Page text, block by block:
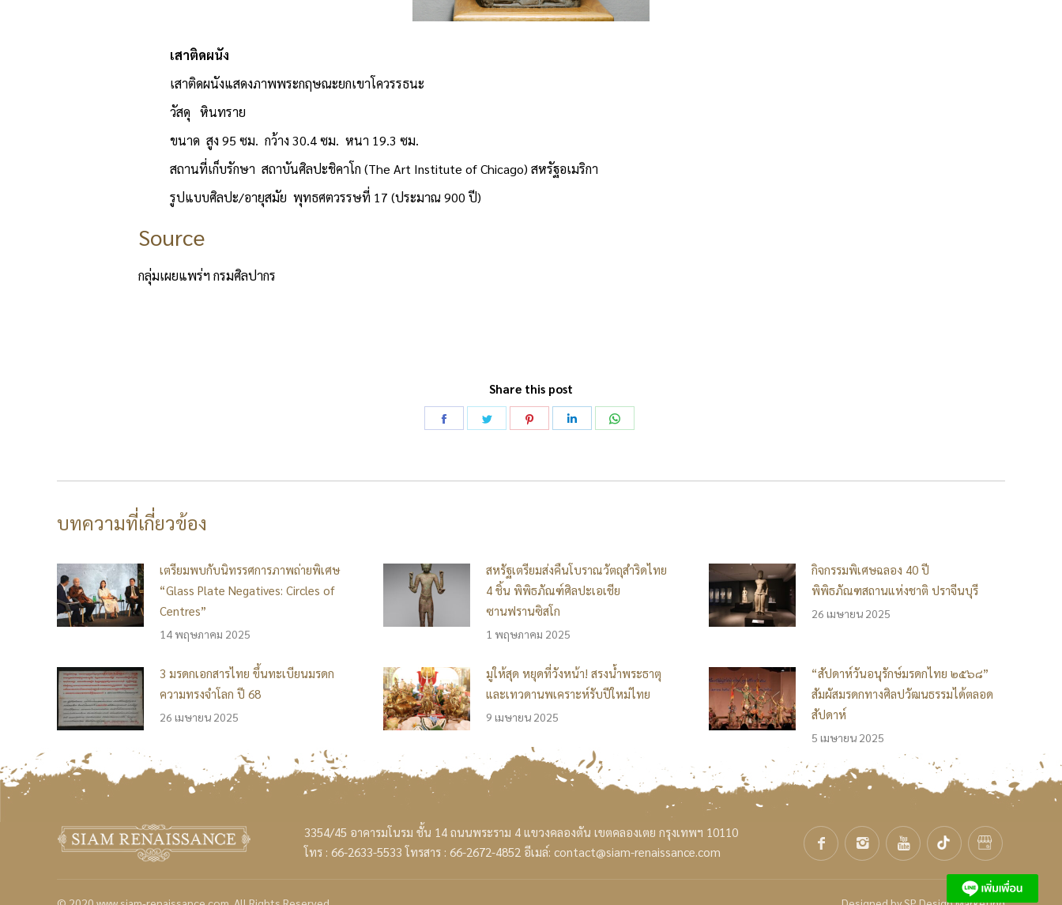
เสาติดผนัง
เสาติดผนังแสดงภาพพระกฤษณะยกเขาโควรรธนะ
วัสดุ หินทราย
ขนาด สูง 95 ซม. กว้าง 30.4 ซม. หนา 19.3 ซม.
สถานที่เก็บรักษา สถาบันศิลปะชิคาโก (The Art Institute of Chicago) สหรัฐอเมริกา
รูปแบบศิลปะ/อายุสมัย พุทธศตวรรษที่ 17 (ประมาณ 900 ปี)
Source
กลุ่มเผยแพร่ฯ กรมศิลปากร
Share this post
บทความที่เกี่ยวข้อง
เตรียมพบกับนิทรรศการภาพถ่ายพิเศษ
“Glass Plate Negatives: Circles of
Centres”
14 พฤษภาคม 2025
สหรัฐเตรียมส่งคืนโบราณวัตถุสำริดไทย
4 ชิ้น พิพิธภัณฑ์ศิลปะเอเชีย
ซานฟรานซิสโก
1 พฤษภาคม 2025
กิจกรรมพิเศษฉลอง 40 ปี
พิพิธภัณฑสถานแห่งชาติ ปราจีนบุรี
26 เมษายน 2025
3 มรดกเอกสารไทย ขึ้นทะเบียนมรดก
ความทรงจำโลก ปี 68
26 เมษายน 2025
มูให้สุด หยุดที่วังหน้า! สรงน้ำพระธาตุ
และเทวดานพเคราะห์รับปีใหม่ไทย
9 เมษายน 2025
“สัปดาห์วันอนุรักษ์มรดกไทย ๒๕๖๘”
สัมผัสมรดกทางศิลปวัฒนธรรมได้ตลอด
สัปดาห์
5 เมษายน 2025
3354/45 อาคารมโนรม ชั้น 14 ถนนพระราม 4 แขวงคลองตัน เขตคลองเตย กรุงเทพฯ 10110
โทร : 66-2633-5533 โทรสาร : 66-2672-4852 อีเมล์: contact@siam-renaissance.com